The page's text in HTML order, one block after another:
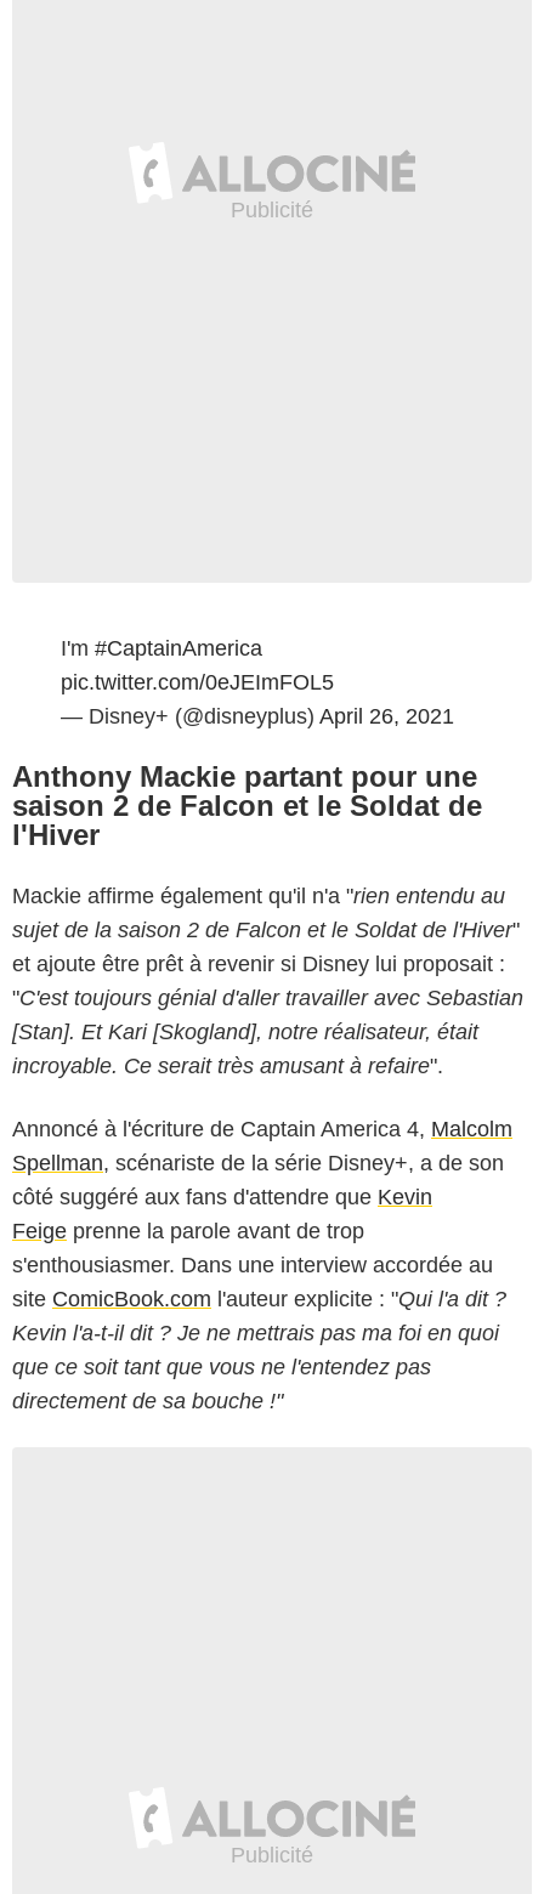
I'm #CaptainAmerica
pic.twitter.com/0eJEImFOL5
— Disney+ (@disneyplus) April 26, 2021
Anthony Mackie partant pour une
saison 2 de Falcon et le Soldat de
l'Hiver
Mackie affirme également qu'il n'a "rien entendu au
sujet de la saison 2 de Falcon et le Soldat de l'Hiver"
et ajoute être prêt à revenir si Disney lui proposait :
"C'est toujours génial d'aller travailler avec Sebastian
[Stan]. Et Kari [Skogland], notre réalisateur, était
incroyable. Ce serait très amusant à refaire".
Annoncé à l'écriture de Captain America 4, Malcolm
Spellman, scénariste de la série Disney+, a de son
côté suggéré aux fans d'attendre que Kevin
Feige prenne la parole avant de trop
s'enthousiasmer. Dans une interview accordée au
site ComicBook.com l'auteur explicite : "Qui l'a dit ?
Kevin l'a-t-il dit ? Je ne mettrais pas ma foi en quoi
que ce soit tant que vous ne l'entendez pas
directement de sa bouche !"